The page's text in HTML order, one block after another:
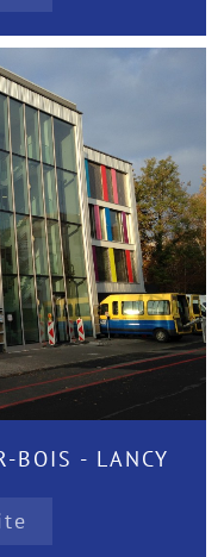
BOIS - LANCY